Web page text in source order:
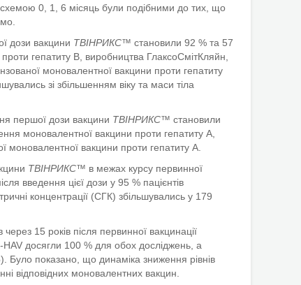
0, 1, 6 місяць були подібними до тих, що
дози вакцини ТВІНРИКС™ становили 92 % та 57
гепатиту В, виробництва ГлаксоСмітКляйн,
моновалентної вакцини проти гепатиту
зі збільшенням віку та маси тіла
першої дози вакцини ТВІНРИКС™ становили
моновалентної вакцини проти гепатиту А,
моновалентної вакцини проти гепатиту А.
ТВІНРИКС™ в межах курсу первинної
введення цієї дози у 95 % пацієнтів
концентрації (СГК) збільшувались у 179
15 років після первинної вакцинації
досягли 100 % для обох досліджень, а
Було показано, що динаміка зниження рівнів
відповідних моновалентних вакцин.